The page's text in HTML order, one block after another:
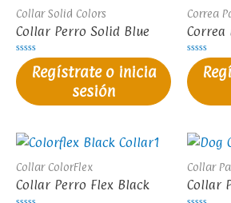
Collar Solid Colors
Collar Perro Solid Blue
Valorado
en
0
de
5
Regístrate o inicia
sesión
Correa
Correa
Valorado
en
0
de
5
Collar ColorFlex
Collar Perro Flex Black
Collar
Collar